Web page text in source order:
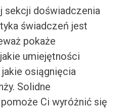
sekcji doświadczenia
świadczeń jest
pokaże
umiejętności
osiągnięcia
Solidne
Ci wyróżnić się